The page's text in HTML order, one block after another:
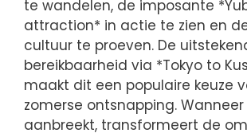
te wandelen, de imposante
attraction* in actie te zien en
cultuur te proeven. De
bereikbaarheid via *Tokyo to
maakt dit een populaire keuze
zomerse ontsnapping.
aanbreekt, transformeert de